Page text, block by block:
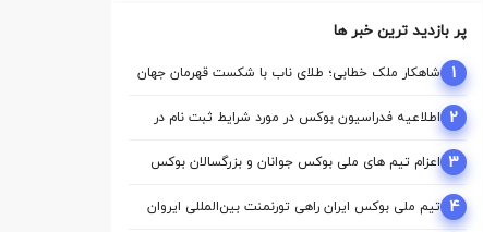
پر بازدید ترین خبر ها
1 شاهکار ملک‌ خطابی؛ طلای ناب با شکست قهرمان جهان
2
اطلاعیه فدراسیون بوکس در مورد شرایط ثبت نام در
3 اعزام تیم ‌های ملی بوکس جوانان و بزرگسالان بوکس
4 تیم ملی بوکس ایران راهی تورنمنت بین‌المللی ایروان